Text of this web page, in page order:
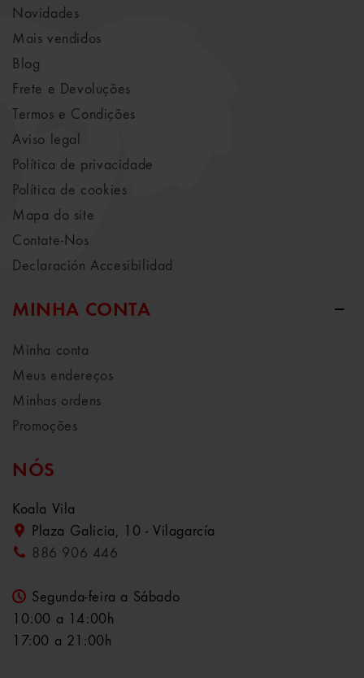
Novidades
Mais vendidos
Blog
Frete e Devoluções
Termos e Condições
Aviso legal
Política de privacidade
Política de cookies
Mapa do site
Contate-Nos
Declaración Accesibilidad
MINHA CONTA
Minha conta
Meus endereços
Minhas ordens
Promoções
NÓS
Koala Vila
Plaza Galicia, 10 - Vilagarcía
886 906 446
Segunda-feira a Sábado
10:00 a 14:00h
17:00 a 21:00h